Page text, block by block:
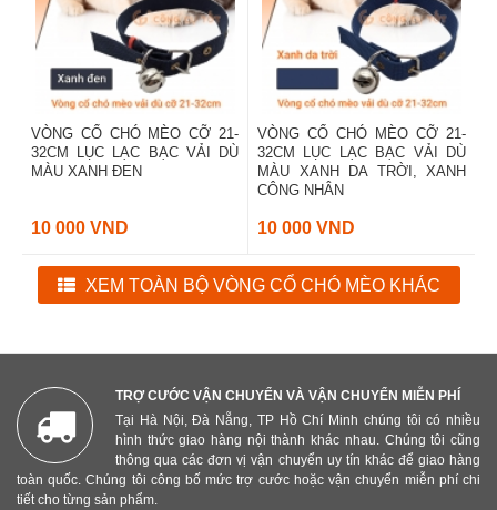
VÒNG CỔ CHÓ MÈO CỠ 21-
32CM LỤC LẠC BẠC VẢI DÙ
MÀU XANH ĐEN
10 000 VND
VÒNG CỔ CHÓ MÈO CỠ 21-
32CM LỤC LẠC BẠC VẢI DÙ
MÀU XANH DA TRỜI, XANH
CÔNG NHÂN
10 000 VND
XEM TOÀN BỘ VÒNG CỔ CHÓ MÈO KHÁC
TRỢ CƯỚC VẬN CHUYỂN VÀ VẬN CHUYỂN MIỄN PHÍ
Tại Hà Nội, Đà Nẵng, TP Hồ Chí Minh chúng tôi có nhiều
hình thức giao hàng nội thành khác nhau. Chúng tôi cũng
thông qua các đơn vị vận chuyển uy tín khác để giao hàng
toàn quốc. Chúng tôi công bố mức trợ cước hoặc vận chuyển miễn phí chi
tiết cho từng sản phẩm.